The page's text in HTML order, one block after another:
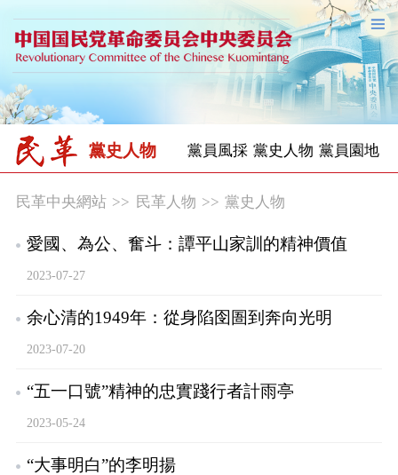
黨史人物 黨員風採 黨史人物 黨員園地
民革中央網站 >> 民革人物 >> 黨史人物
愛國、為公、奮斗：譚平山家訓的精神價值
2023-07-27
余心清的1949年：從身陷囹圄到奔向光明
2023-07-20
“五一口號”精神的忠實踐行者計雨亭
2023-05-24
“大事明白”的李明揚